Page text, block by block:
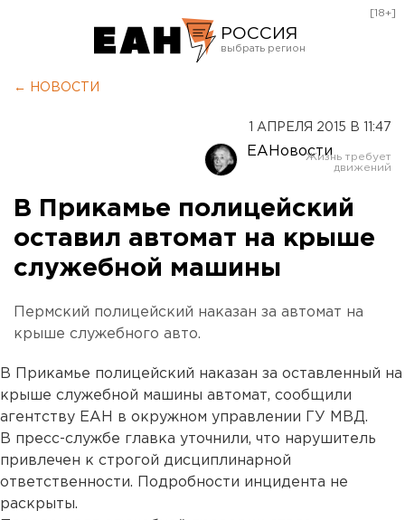
РОССИЯ
Оренбург
[18+]
← НОВОСТИ
1 АПРЕЛЯ 2015 В 11:47
ЕАНовости
В Прикамье полицейский
оставил автомат на крыше
служебной машины
Пермский полицейский наказан за автомат на
крыше служебного авто.
В Прикамье полицейский наказан за оставленный на
крыше служебной машины автомат, сообщили
агентству ЕАН в окружном управлении ГУ МВД.
В пресс-службе главка уточнили, что нарушитель
привлечен к строгой дисциплинарной
ответственности. Подробности инцидента не
раскрыты.